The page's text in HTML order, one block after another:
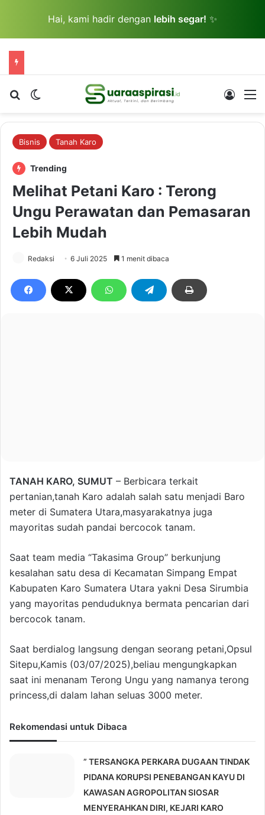
Hai, kami hadir dengan lebih segar! ✨
Cari berita...Switch skin Log In
Bisnis Tanah Karo
Trending
Melihat Petani Karo : Terong
Ungu Perawatan dan Pemasaran
Lebih Mudah
Redaksi 6 Juli 2025 1 menit dibaca
TANAH KARO, SUMUT – Berbicara terkait
pertanian,tanah Karo adalah salah satu menjadi Baro
meter di Sumatera Utara,masyarakatnya juga
mayoritas sudah pandai bercocok tanam.
Saat team media “Takasima Group” berkunjung
kesalahan satu desa di Kecamatan Simpang Empat
Kabupaten Karo Sumatera Utara yakni Desa Sirumbia
yang mayoritas penduduknya bermata pencarian dari
bercocok tanam.
Saat berdialog langsung dengan seorang petani,Opsul
Sitepu,Kamis (03/07/2025),beliau mengungkapkan
saat ini menanam Terong Ungu yang namanya terong
princess,di dalam lahan seluas 3000 meter.
Rekomendasi untuk Dibaca
” TERSANGKA PERKARA DUGAAN TINDAK
PIDANA KORUPSI PENEBANGAN KAYU DI
KAWASAN AGROPOLITAN SIOSAR
MENYERAHKAN DIRI, KEJARI KARO